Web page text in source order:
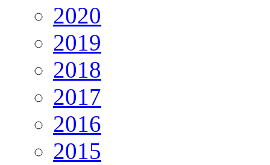
2020
2019
2018
2017
2016
2015